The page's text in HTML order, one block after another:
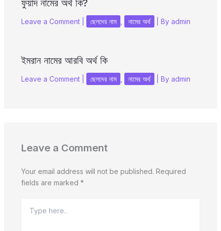
ফুয়াদ নামের অর্থ কি?
Leave a Comment ছেলদের নাম নামের অর্থ | By admin
ইমরান নামের আরবি অর্থ কি
Leave a Comment ছেলদের নাম নামের অর্থ | By admin
Leave a Comment
Your email address will not be published. Required
fields are marked *
here..